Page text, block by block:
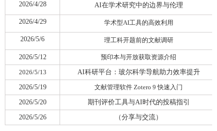
2026/4/28 AI在学术研究中的边界与伦理
2026/4/29 学术型AI工具的高效利用
2026/5/6 理工科开题前的文献调研
2026/5/12 预印本与开放获取资源介绍
2026/5/13 AI科研平台：玻尔科学导航助力效率提升
2026/5/19 文献管理软件 Zotero 9 快速入门
2026/5/20 期刊评价工具与AI时代的投稿指引
2026/5/26 （分享与交流）